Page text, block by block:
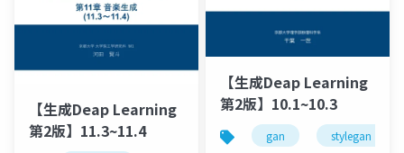
【生成Deap Learning
第2版】11.3~11.4
【生成Deap Learning
第2版】10.1~10.3
gan stylegan